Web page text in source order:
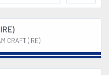
CRAFT (IRE)